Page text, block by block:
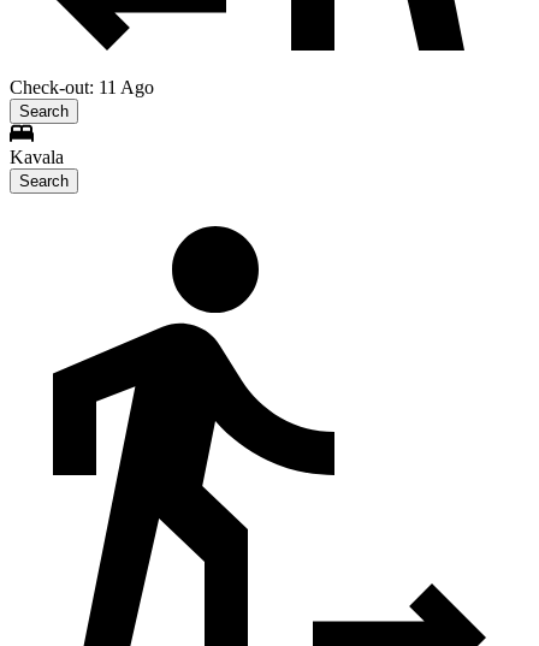
Check-out: 11 Ago
Search
Kavala
Search